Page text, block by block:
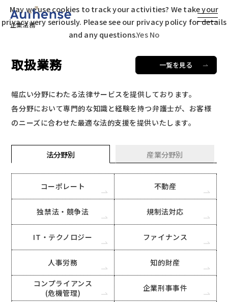
企業法務
取扱業務 一覧を見る
幅広い分野にわたる法律サービスを提供しております。
各分野において専門的な知識と経験を持つ弁護士が、お客様
のニーズに合わせた最適な法的支援を提供いたします。
法分野別 産業分野別
コーポレート 不動産
独禁法・競争法 規制法対応
IT・テクノロジー ファイナンス
人事労務 知的財産
コンプライアンス
(危機管理)
企業刑事事件
May we use cookies to track your activities? We take your
privacy very seriously. Please see our privacy policy for details
and any questions.Yes No